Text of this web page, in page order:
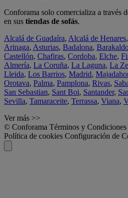
Conforama solo comercializa a través
en sus tiendas de sofás.
Alcalá de Guadaíra, Alcalá de Henares,
Arinaga, Asturias, Badalona,
Castellón, Chafiras, Cordoba, Elche,
Almería, La Coruña, La Laguna, La
Lleida, Los Barrios, Madrid,
Orotava, Palma, Pamplona, Rivas,
San Sebastian, Sant Boi, Santander,
Sevilla, Tamaraceite, Terrassa, Viana,
Ver más >>
© Conforama Términos y Condiciones
Política de cookies Configuración de